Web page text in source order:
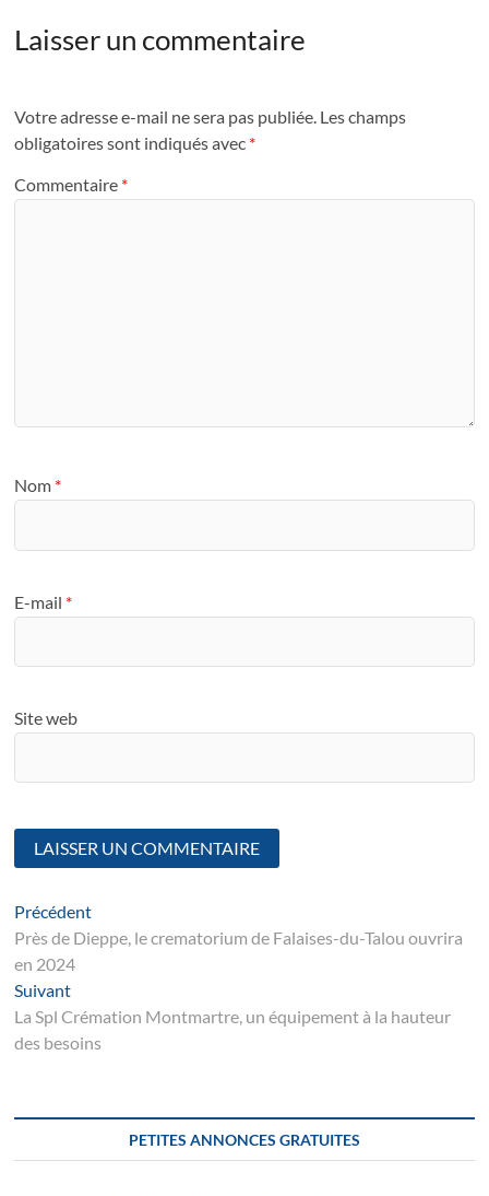
Laisser un commentaire
Votre adresse e-mail ne sera pas publiée. Les champs
obligatoires sont indiqués avec *
Commentaire *
Nom *
E-mail *
Site web
Navigation
de
l’article
PrécédentArticle
suivant
Près de Dieppe, le crematorium de Falaises-du-Talou ouvrira
en 2024
SuivantSuivant
post:
La Spl Crémation Montmartre, un équipement à la hauteur
des besoins
PETITES ANNONCES GRATUITES